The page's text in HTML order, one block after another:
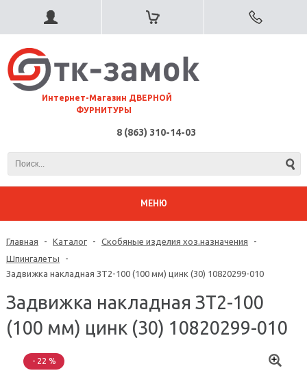
⠀Интернет-Магазин ДВЕРНОЙ
ФУРНИТУРЫ
8 (863) 310-14-03
МЕНЮ
Главная - Каталог - Скобяные изделия хоз.назначения
-
Шпингалеты
-
Задвижка накладная ЗТ2-100 (100 мм) цинк (30) 10820299-010
Задвижка накладная ЗТ2-100
(100 мм) цинк (30) 10820299-010
- 22 %